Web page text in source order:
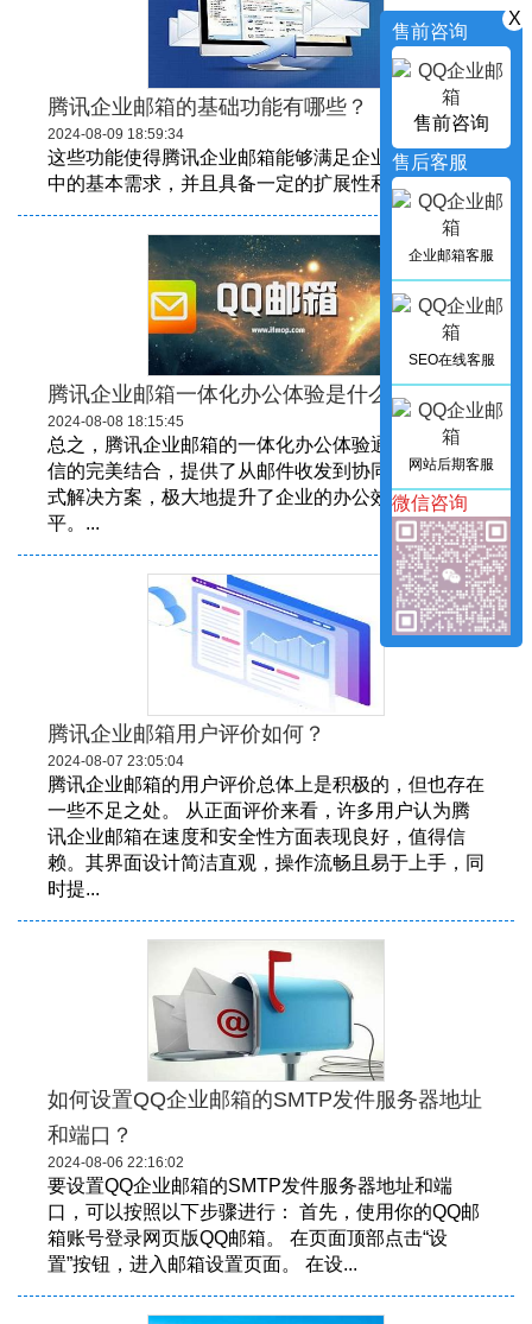
腾讯企业邮箱的基础功能有哪些？
2024-08-09 18:59:34
这些功能使得腾讯企业邮箱能够满足企业在日常通信
中的基本需求，并且具备一定的扩展性和灵活性。...
腾讯企业邮箱一体化办公体验是什么？
2024-08-08 18:15:45
总之，腾讯企业邮箱的一体化办公体验通过与企业微
信的完美结合，提供了从邮件收发到协同办公的一站
式解决方案，极大地提升了企业的办公效率和管理水
平。...
腾讯企业邮箱用户评价如何？
2024-08-07 23:05:04
腾讯企业邮箱的用户评价总体上是积极的，但也存在
一些不足之处。 从正面评价来看，许多用户认为腾
讯企业邮箱在速度和安全性方面表现良好，值得信
赖。其界面设计简洁直观，操作流畅且易于上手，同
时提...
如何设置QQ企业邮箱的SMTP发件服务器地址
和端口？
2024-08-06 22:16:02
要设置QQ企业邮箱的SMTP发件服务器地址和端
口，可以按照以下步骤进行： 首先，使用你的QQ邮
箱账号登录网页版QQ邮箱。 在页面顶部点击“设
置”按钮，进入邮箱设置页面。 在设...
X
售前咨询
售前咨询
售后客服
企业邮箱客服
SEO在线客服
网站后期客服
微信咨询